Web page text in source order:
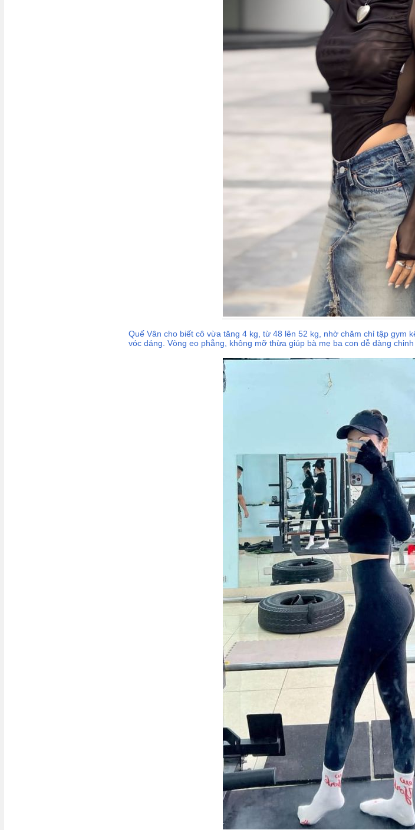
Quế Vân cho biết cô vừa tăng 4 kg, từ 48 lên 52 kg, nhờ chăm chỉ tập gym
vóc dáng. Vòng eo phẳng, không mỡ thừa giúp bà mẹ ba con dễ dàng